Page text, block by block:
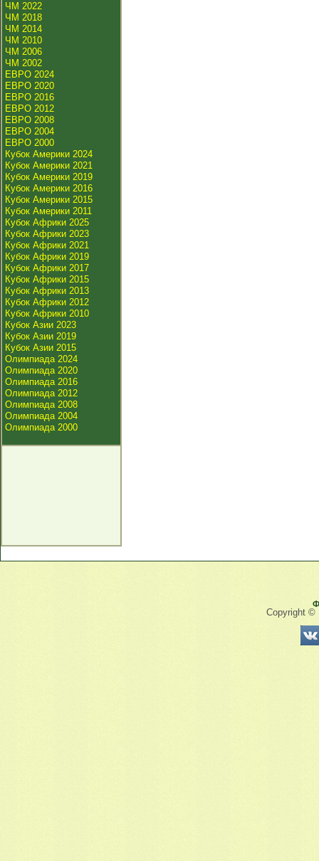
ЧМ 2022
ЧМ 2018
ЧМ 2014
ЧМ 2010
ЧМ 2006
ЧМ 2002
ЕВРО 2024
ЕВРО 2020
ЕВРО 2016
ЕВРО 2012
ЕВРО 2008
ЕВРО 2004
ЕВРО 2000
Кубок Америки 2024
Кубок Америки 2021
Кубок Америки 2019
Кубок Америки 2016
Кубок Америки 2015
Кубок Америки 2011
Кубок Африки 2025
Кубок Африки 2023
Кубок Африки 2021
Кубок Африки 2019
Кубок Африки 2017
Кубок Африки 2015
Кубок Африки 2013
Кубок Африки 2012
Кубок Африки 2010
Кубок Азии 2023
Кубок Азии 2019
Кубок Азии 2015
Олимпиада 2024
Олимпиада 2020
Олимпиада 2016
Олимпиада 2012
Олимпиада 2008
Олимпиада 2004
Олимпиада 2000
Copyright ©